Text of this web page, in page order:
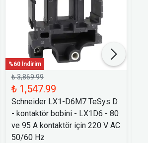
%60 İndirim
₺ 3,869.99
₺ 1,547.99
Schneider LX1-D6M7 TeSys D
- kontaktör bobini - LX1D6 - 80
ve 95 A kontaktör için 220 V AC
50/60 Hz